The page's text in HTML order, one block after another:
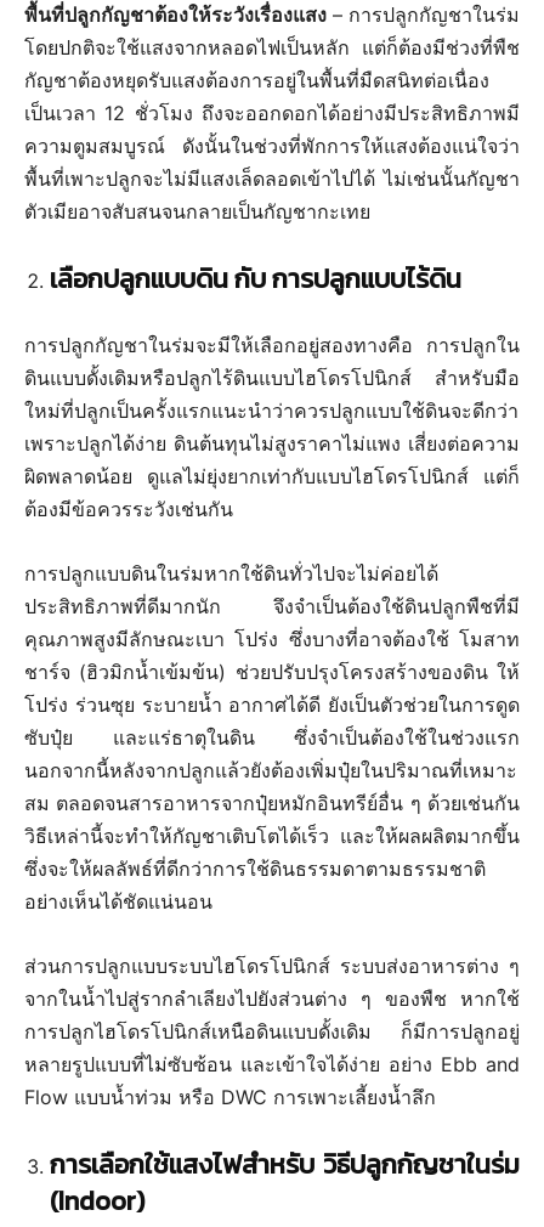
พื้นที่ปลูกกัญชาต้องให้ระวังเรื่องแสง – การปลูกกัญชาในร่ม
โดยปกติจะใช้แสงจากหลอดไฟเป็นหลัก แต่ก็ต้องมีช่วงที่พืช
กัญชาต้องหยุดรับแสงต้องการอยู่ในพื้นที่มืดสนิทต่อเนื่อง
เป็นเวลา 12 ชั่วโมง ถึงจะออกดอกได้อย่างมีประสิทธิภาพมี
ความตูมสมบูรณ์ ดังนั้นในช่วงที่พักการให้แสงต้องแน่ใจว่า
พื้นที่เพาะปลูกจะไม่มีแสงเล็ดลอดเข้าไปได้ ไม่เช่นนั้นกัญชา
ตัวเมียอาจสับสนจนกลายเป็นกัญชากะเทย
เลือกปลูกแบบดิน กับ การปลูกแบบไร้ดิน
การปลูกกัญชาในร่มจะมีให้เลือกอยู่สองทางคือ การปลูกใน
ดินแบบดั้งเดิมหรือปลูกไร้ดินแบบไฮโดรโปนิกส์ สำหรับมือ
ใหม่ที่ปลูกเป็นครั้งแรกแนะนำว่าควรปลูกแบบใช้ดินจะดีกว่า
เพราะปลูกได้ง่าย ดินต้นทุนไม่สูงราคาไม่แพง เสี่ยงต่อความ
ผิดพลาดน้อย ดูแลไม่ยุ่งยากเท่ากับแบบไฮโดรโปนิกส์ แต่ก็
ต้องมีข้อควรระวังเช่นกัน
การปลูกแบบดินในร่มหากใช้ดินทั่วไปจะไม่ค่อยได้
ประสิทธิภาพที่ดีมากนัก จึงจำเป็นต้องใช้ดินปลูกพืชที่มี
คุณภาพสูงมีลักษณะเบา โปร่ง ซึ่งบางที่อาจต้องใช้ โมสาท
ชาร์จ (ฮิวมิกน้ำเข้มข้น) ช่วยปรับปรุงโครงสร้างของดิน ให้
โปร่ง ร่วนซุย ระบายน้ำ อากาศได้ดี ยังเป็นตัวช่วยในการดูด
ซับปุ๋ย และแร่ธาตุในดิน ซึ่งจำเป็นต้องใช้ในช่วงแรก
นอกจากนี้หลังจากปลูกแล้วยังต้องเพิ่มปุ๋ยในปริมาณที่เหมาะ
สม ตลอดจนสารอาหารจากปุ๋ยหมักอินทรีย์อื่น ๆ ด้วยเช่นกัน
วิธีเหล่านี้จะทำให้กัญชาเติบโตได้เร็ว และให้ผลผลิตมากขึ้น
ซึ่งจะให้ผลลัพธ์ที่ดีกว่าการใช้ดินธรรมดาตามธรรมชาติ
อย่างเห็นได้ชัดแน่นอน
ส่วนการปลูกแบบระบบไฮโดรโปนิกส์ ระบบส่งอาหารต่าง ๆ
จากในน้ำไปสู่รากลำเลียงไปยังส่วนต่าง ๆ ของพืช หากใช้
การปลูกไฮโดรโปนิกส์เหนือดินแบบดั้งเดิม ก็มีการปลูกอยู่
หลายรูปแบบที่ไม่ซับซ้อน และเข้าใจได้ง่าย อย่าง Ebb and
Flow แบบน้ำท่วม หรือ DWC การเพาะเลี้ยงน้ำลึก
การเลือกใช้แสงไฟสำหรับ วิธีปลูกกัญชาในร่ม
(Indoor)